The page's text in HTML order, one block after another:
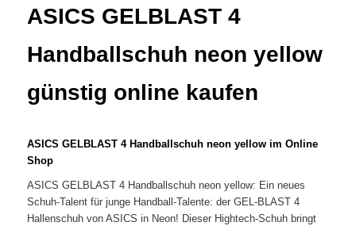
ASICS GELBLAST 4
Handballschuh neon yellow
günstig online kaufen
ASICS GELBLAST 4 Handballschuh neon yellow im Online
Shop
ASICS GELBLAST 4 Handballschuh neon yellow: Ein neues
Schuh-Talent für junge Handball-Talente: der GEL-BLAST 4
Hallenschuh von ASICS in Neon! Dieser Hightech-Schuh bringt